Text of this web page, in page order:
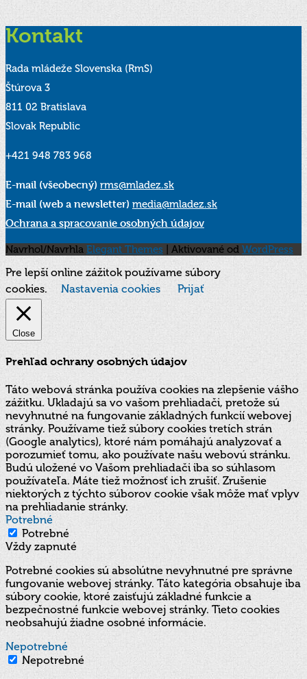
Kontakt
Rada mládeže Slovenska (RmS)
Štúrova 3
811 02 Bratislava
Slovak Republic
+421 948 783 968
E-mail (všeobecný) rms@mladez.sk
E-mail (web a newsletter) media@mladez.sk
Ochrana a spracovanie osobných údajov
Navrhol/Navrhla Elegant Themes | Aktivované od WordPress
Pre lepší online zážitok používame súbory
cookies.
Nastavenia cookies Prijať
Close
Prehľad ochrany osobných údajov
Táto webová stránka používa cookies na zlepšenie vášho
zážitku. Ukladajú sa vo vašom prehliadači, pretože sú
nevyhnutné na fungovanie základných funkcií webovej
stránky. Používame tiež súbory cookies tretích strán
(Google analytics), ktoré nám pomáhajú analyzovať a
porozumieť tomu, ako používate našu webovú stránku.
Budú uložené vo Vašom prehliadači iba so súhlasom
používateľa. Máte tiež možnosť ich zrušiť. Zrušenie
niektorých z týchto súborov cookie však môže mať vplyv
na prehliadanie stránky.
Potrebné
Potrebné
Vždy zapnuté
Potrebné cookies sú absolútne nevyhnutné pre správne
fungovanie webovej stránky. Táto kategória obsahuje iba
súbory cookie, ktoré zaisťujú základné funkcie a
bezpečnostné funkcie webovej stránky. Tieto cookies
neobsahujú žiadne osobné informácie.
Nepotrebné
Nepotrebné